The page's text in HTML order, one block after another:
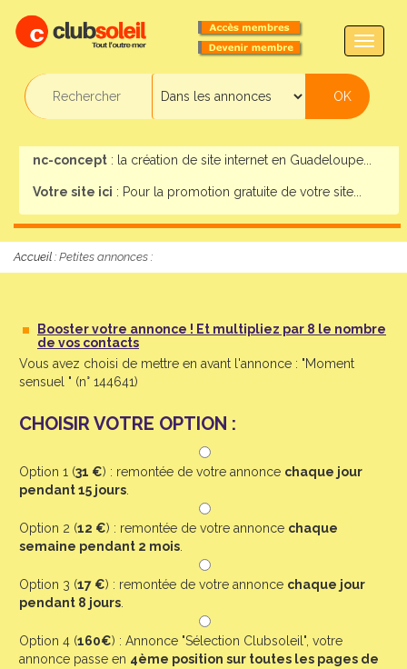
nc-concept : la création de site internet en Guadeloupe...
Votre site ici : Pour la promotion gratuite de votre site...
Accueil : Petites annonces :
Booster votre annonce ! Et multipliez par 8 le nombre
de vos contacts
Vous avez choisi de mettre en avant l'annonce : "Moment
sensuel " (n° 144641)
CHOISIR VOTRE OPTION :
Option 1 (31 €) : remontée de votre annonce chaque jour
pendant 15 jours
Option 2 (12 €) : remontée de votre annonce chaque
semaine pendant 2 mois
Option 3 (17 €) : remontée de votre annonce chaque jour
pendant 8 jours
Option 4 (160€) : Annonce "Sélection Clubsoleil", votre
annonce passe en 4ème position sur toutes les pages de